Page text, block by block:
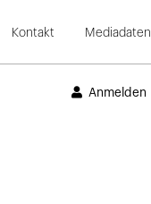
Kontakt Mediadaten
Anmelden